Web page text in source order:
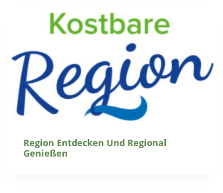
Region Entdecken Und Regional
Genießen